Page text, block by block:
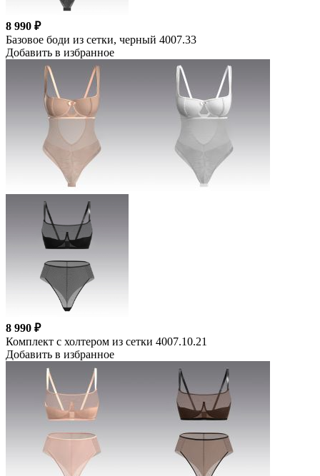
8 990 ₽
Базовое боди из сетки, черный 4007.33
Добавить в избранное
8 990 ₽
Комплект с холтером из сетки 4007.10.21
Добавить в избранное